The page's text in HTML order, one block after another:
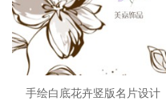
手绘白底花卉竖版名片设计